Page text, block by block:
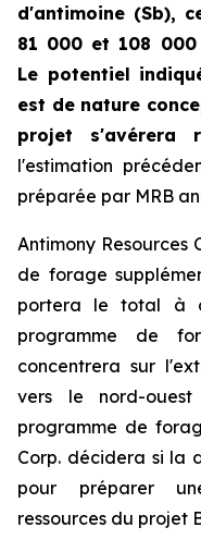
d'antimoine (Sb),
81 000 et 108 000
Le potentiel
est de nature
projet s'avérera
l'estimation
préparée par MRB
Antimony Resources
de forage
portera le total à
programme de
concentrera sur
vers le nord-
programme de
Corp. décidera si la
pour préparer
ressources du projet